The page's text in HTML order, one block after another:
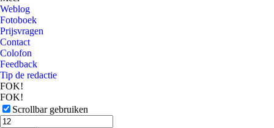
Weblog
Fotoboek
Prijsvragen
Contact
Colofon
Feedback
Tip de redactie
FOK!
FOK!
Scrollbar gebruiken